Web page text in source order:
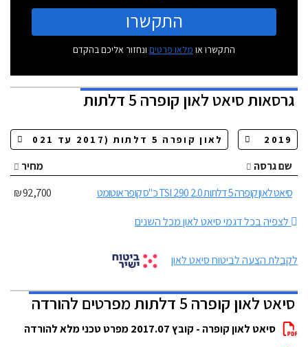
התקשרו
התקשרו או מלאו פרטים ונחזור אליכם בהקדם
גרסאותסיאט לאון קופרה 5 דלתות
שם גרסה
מחיר
סיאט לאון קופרה 5 דלתות 2.0 TSI 290 כ"ס קופר אוטומט
92,700 ₪
לצפיה בכל דגמי סיאט לאון מכל השנים
לקבלת הצעה לביטוח סיאט לאון
סיאט לאון קופרה 5 דלתות מפרטים להורדה
סיאט לאון קופרה - קובץ 2017.07 מפרט טכני מלא להורדה